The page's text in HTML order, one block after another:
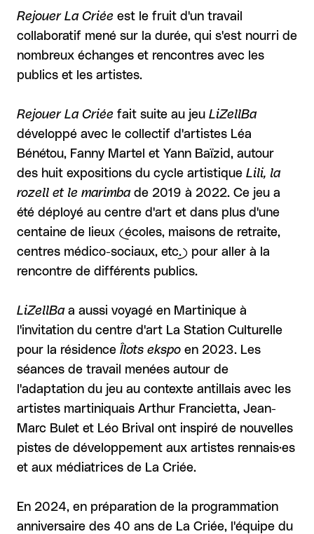
Rejouer La Criée est le fruit d'un travail
collaboratif mené sur la durée, qui s'est nourri de
nombreux échanges et rencontres avec les
publics et les artistes.
Rejouer La Criée fait suite au jeu LiZellBa
développé avec le collectif d'artistes Léa
Bénétou, Fanny Martel et Yann Baïzid, autour
des huit expositions du cycle artistique Lili, la
rozell et le marimba de 2019 à 2022. Ce jeu a
été déployé au centre d'art et dans plus d'une
centaine de lieux (écoles, maisons de retraite,
centres médico-sociaux, etc.) pour aller à la
rencontre de différents publics.
LiZellBa a aussi voyagé en Martinique à
l'invitation du centre d'art La Station Culturelle
pour la résidence Îlots ekspo en 2023. Les
séances de travail menées autour de
l'adaptation du jeu au contexte antillais avec les
artistes martiniquais Arthur Francietta, Jean-
Marc Bulet et Léo Brival ont inspiré de nouvelles
pistes de développement aux artistes rennais·es
et aux médiatrices de La Criée.
En 2024, en préparation de la programmation
anniversaire des 40 ans de La Criée, l'équipe du